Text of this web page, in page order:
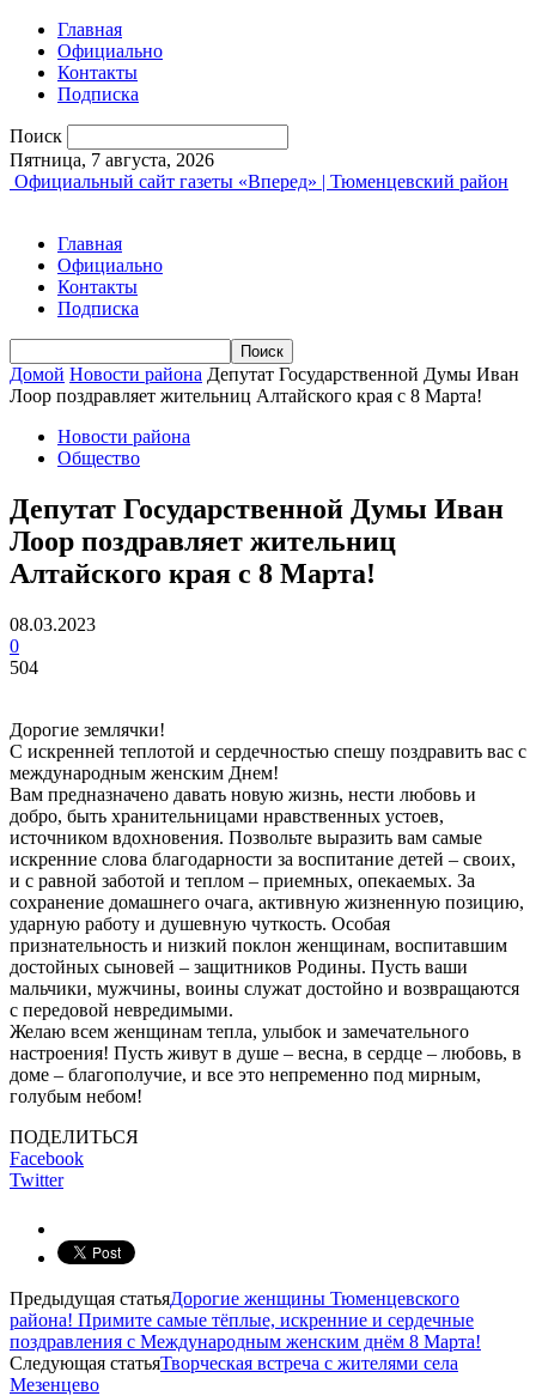
Главная
Официально
Контакты
Подписка
Поиск
Пятница, 7 августа, 2026
Официальный сайт газеты «Вперед» | Тюменцевский район
Главная
Официально
Контакты
Подписка
Домой Новости района Депутат Государственной Думы Иван
Лоор поздравляет жительниц Алтайского края с 8 Марта!
Новости района
Общество
Депутат Государственной Думы Иван
Лоор поздравляет жительниц
Алтайского края с 8 Марта!
08.03.2023
0
504
Дорогие землячки!
С искренней теплотой и сердечностью спешу поздравить вас с
международным женским Днем!
Вам предназначено давать новую жизнь, нести любовь и
добро, быть хранительницами нравственных устоев,
источником вдохновения. Позвольте выразить вам самые
искренние слова благодарности за воспитание детей – своих,
и с равной заботой и теплом – приемных, опекаемых. За
сохранение домашнего очага, активную жизненную позицию,
ударную работу и душевную чуткость. Особая
признательность и низкий поклон женщинам, воспитавшим
достойных сыновей – защитников Родины. Пусть ваши
мальчики, мужчины, воины служат достойно и возвращаются
с передовой невредимыми.
Желаю всем женщинам тепла, улыбок и замечательного
настроения! Пусть живут в душе – весна, в сердце – любовь, в
доме – благополучие, и все это непременно под мирным,
голубым небом!
ПОДЕЛИТЬСЯ
Facebook
Twitter
Предыдущая статьяДорогие женщины Тюменцевского
района! Примите самые тёплые, искренние и сердечные
поздравления с Международным женским днём 8 Марта!
Следующая статьяТворческая встреча с жителями села
Мезенцево